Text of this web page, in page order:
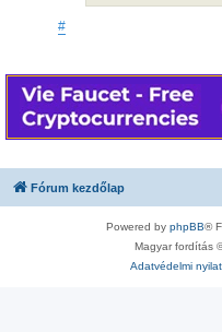
#
Fórum kezdőlap
Powered by phpBB®
Magyar fordítás
Adatvédelmi